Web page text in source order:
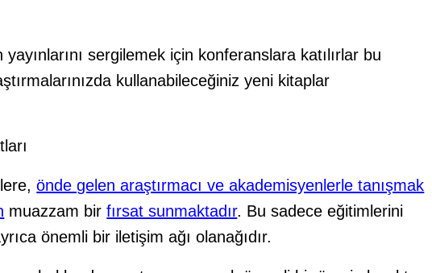
yayınlarını sergilemek için konferanslara katılırlar bu
kullanabileceğiniz yeni kitaplar
önde gelen araştırmacı ve akademisyenlerle tanışmak
muazzam birfırsat sunmaktadır. Bu sadece eğitimlerini
önemli bir iletişim ağı olanağıdır.